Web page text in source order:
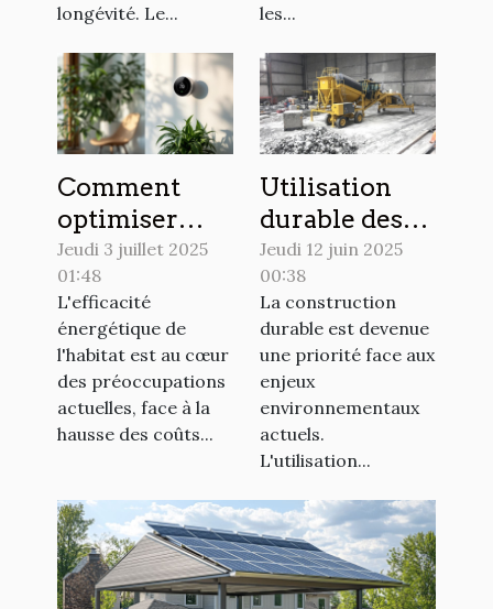
longévité. Le...
les...
Comment
optimiser
l'efficacité
énergétique
de votre
maison ?
Jeudi 3 juillet 2025
01:48
L'efficacité
énergétique de
l'habitat est au cœur
des préoccupations
actuelles, face à la
hausse des coûts...
Utilisation
durable des
matériaux :
Bétons
écologiques
et leurs
avantages
Jeudi 12 juin 2025
00:38
La construction
durable est devenue
une priorité face aux
enjeux
environnementaux
actuels.
L'utilisation...